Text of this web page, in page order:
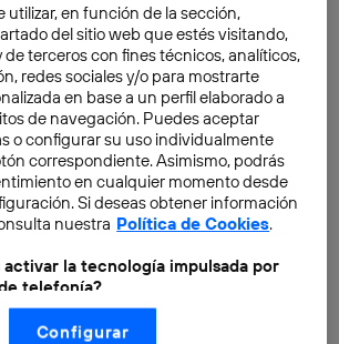
utilizar, en función de la sección,
del sitio web que estés visitando,
de terceros con fines técnicos, analíticos,
redes sociales y/o para mostrarte
en base a un perfil elaborado a
de navegación. Puedes aceptar
o configurar su uso individualmente
correspondiente. Asimismo, podrás
en cualquier momento desde
Si deseas obtener información
nuestra Política de Cookies.
activar la tecnología impulsada por
telefonía?
S.A., utilizamos la tecnología Utiq para
acciones de marketing digital o análisis
Configurar